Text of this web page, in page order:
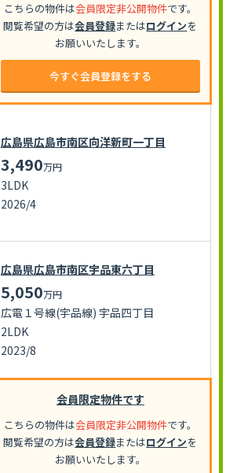
こちらの物件は会員限定非公開物件です。
閲覧希望の方は会員登録またはログインを
お願いいたします。
今すぐ会員登録をする
広島県広島市南区向洋新町一丁目
3,490万円
3LDK
2026/4
広島県広島市南区宇品東六丁目
5,050万円
広電１号線(宇品線) 宇品四丁目
2LDK
2023/8
会員限定物件です
こちらの物件は会員限定非公開物件です。
閲覧希望の方は会員登録またはログインを
お願いいたします。